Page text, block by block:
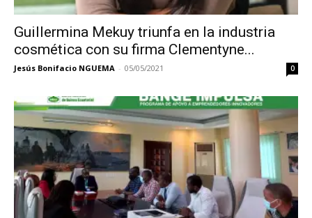
Guillermina Mekuy triunfa en la industria
cosmética con su firma Clementyne...
Jesús Bonifacio NGUEMA - 05/05/2021 0